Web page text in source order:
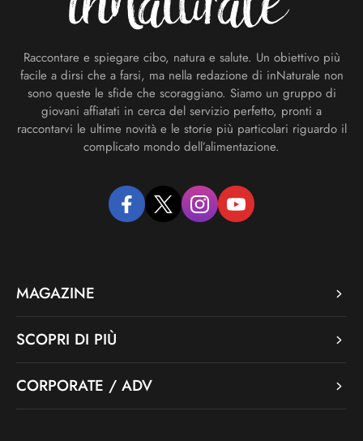
Raccontare e spiegare cibo, natura e salute. Un obiettivo più
facile a dirsi che a farsi, ma nella redazione di inNaturale non
sono queste le sfide che scoraggiano. Siamo un gruppo di
giovani affiatati in cerca del servizio perfetto, pronti a
raccontarvi le ultime novità e le storie più particolari riguardo il
complicato mondo dell’alimentazione.
facebooktwitter instagramyoutube
MAGAZINE
SCOPRI DI PIÙ
CORPORATE / ADV